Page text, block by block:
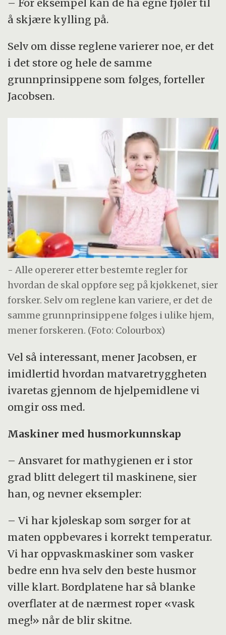
– For eksempel kan de ha egne fjøler til
å skjære kylling på.
Selv om disse reglene varierer noe, er det
i det store og hele de samme
grunnprinsippene som følges, forteller
Jacobsen.
- Alle opererer etter bestemte regler for
hvordan de skal oppføre seg på kjøkkenet, sier
forsker. Selv om reglene kan variere, er det de
samme grunnprinsippene følges i ulike hjem,
mener forskeren. (Foto: Colourbox)
Vel så interessant, mener Jacobsen, er
imidlertid hvordan matvaretryggheten
ivaretas gjennom de hjelpemidlene vi
omgir oss med.
Maskiner med husmorkunnskap
– Ansvaret for mathygienen er i stor
grad blitt delegert til maskinene, sier
han, og nevner eksempler:
– Vi har kjøleskap som sørger for at
maten oppbevares i korrekt temperatur.
Vi har oppvaskmaskiner som vasker
bedre enn hva selv den beste husmor
ville klart. Bordplatene har så blanke
overflater at de nærmest roper «vask
meg!» når de blir skitne.